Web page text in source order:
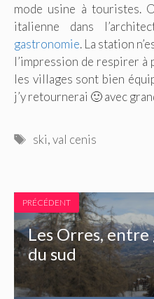
mode usine à touristes.
italienne dans
gastronomie. La station
l’impression de respirer à
les villages sont bien
j’y retournerai 🙂 avec
Étiquettes
ski,val cenis
PRÉCÉDENT
Les Orres,
du sud